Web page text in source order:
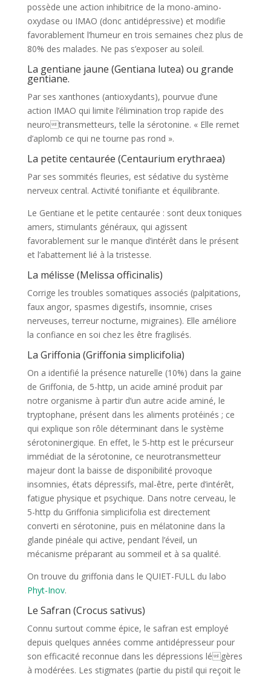
possède une action inhibitrice de la mono-amino-
oxydase ou IMAO (donc antidépressive) et modifie
favorablement l’humeur en trois semaines chez plus de
80% des malades. Ne pas s’exposer au soleil.
La gentiane jaune (Gentiana lutea) ou grande
gentiane.
Par ses xanthones (antioxydants), pourvue d’une
action IMAO qui limite l’élimination trop rapide des
neurotransmetteurs, telle la sérotonine. « Elle remet
d’aplomb ce qui ne tourne pas rond ».
La petite centaurée (Centaurium erythraea)
Par ses sommités fleuries, est sédative du système
nerveux central. Activité tonifiante et équilibrante.
Le Gentiane et le petite centaurée : sont deux toniques
amers, stimulants généraux, qui agissent
favorablement sur le manque d’intérêt dans le présent
et l’abattement lié à la tristesse.
La mélisse (Melissa officinalis)
Corrige les troubles somatiques associés (palpitations,
faux angor, spasmes digestifs, insomnie, crises
nerveuses, terreur nocturne, migraines). Elle améliore
la confiance en soi chez les être fragilisés.
La Griffonia (Griffonia simplicifolia)
On a identifié la présence naturelle (10%) dans la gaine
de Griffonia, de 5-http, un acide aminé produit par
notre organisme à partir d’un autre acide aminé, le
tryptophane, présent dans les aliments protéinés ; ce
qui explique son rôle déterminant dans le système
sérotoninergique. En effet, le 5-http est le précurseur
immédiat de la sérotonine, ce neurotransmetteur
majeur dont la baisse de disponibilité provoque
insomnies, états dépressifs, mal-être, perte d’intérêt,
fatigue physique et psychique. Dans notre cerveau, le
5-http du Griffonia simplicifolia est directement
converti en sérotonine, puis en mélatonine dans la
glande pinéale qui active, pendant l’éveil, un
mécanisme préparant au sommeil et à sa qualité.
On trouve du griffonia dans le QUIET-FULL du labo
Phyt-Inov.
Le Safran (Crocus sativus)
Connu surtout comme épice, le safran est employé
depuis quelques années comme antidépresseur pour
son efficacité reconnue dans les dépressions légères
à modérées. Les stigmates (partie du pistil qui reçoit le